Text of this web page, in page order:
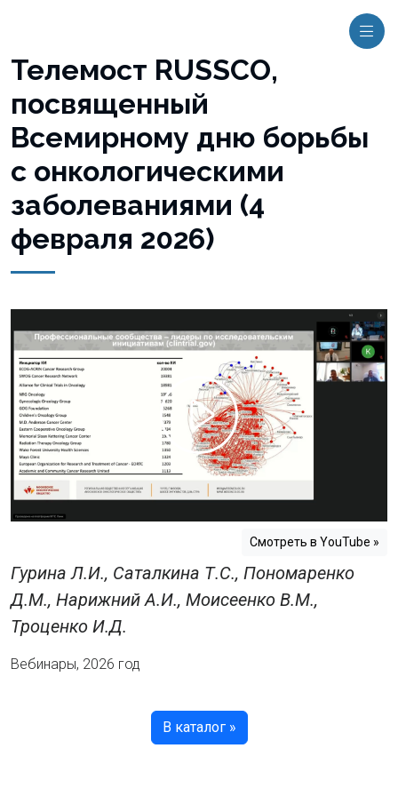
Телемост RUSSCO,
посвященный
Всемирному дню борьбы
с онкологическими
заболеваниями (4
февраля 2026)
Play
Video
Смотреть в YouTube »
Гурина Л.И., Саталкина Т.С., Пономаренко
Д.М., Нарижний А.И., Моисеенко В.М.,
Троценко И.Д.
Вебинары, 2026 год
В каталог »